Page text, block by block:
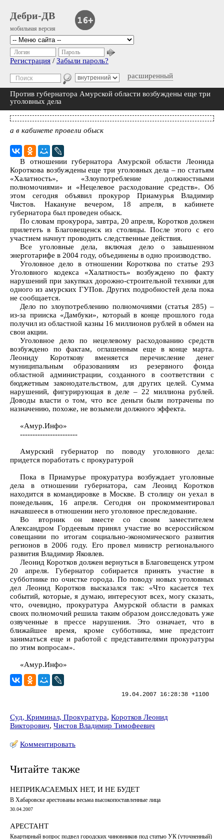
Дебри-ДВ
мобильная версия
расширенный
Логин Пароль
Регистрация / Забыли пароль?
Против губернатора Амурской области возбуждены еще три
уголовных дела
а в кабинете провели обыск
В отношении губернатора Амурской области Леонида
Короткова возбуждены еще три уголовных дела – по статьям
«Халатность», «Злоупотребление должностными
полномочиями» и «Нецелевое расходование средств». Об
этом сегодня объявил прокурор Приамурья Владимир
Чистов. Накануне вечером, 18 апреля, в кабинете
губернатора был проведен обыск.
По словам прокурора, завтра, 20 апреля, Коротков должен
прилететь в Благовещенск из столицы. После этого с его
участием начнут проводить следственные действия.
Все уголовные дела, включая дело о завышенном
энерготарифе в 2004 году, объединены в одно производство.
Уголовное дело в отношении Короткова по статье 293
Уголовного кодекса «Халатность» возбуждено по факту
нарушений при закупках дорожно-строительной техники для
одного из амурских ГУПов. Других подробностей дела пока
не сообщается.
Дело по злоупотреблению полномочиями (статья 285) –
из-за прииска «Дамбуки», который в конце прошлого года
получил из областной казны 16 миллионов рублей в обмен на
свои акции.
Уголовное дело по нецелевому расходованию средств
возбуждено по фактам, оглашенным еще в конце марта.
Леониду Короткову вменяется перечисление денег
муниципальным образованиям из резервного фонда
областной администрации, созданного в соответствии с
бюджетным законодательством, для других целей. Сумма
нарушений, фигурирующая в деле – 22 миллиона рублей.
Доводы власти о том, что все деньги были потрачены по
назначению, похоже, не возымели должного эффекта.
«Амур.Инфо»
-----------------------
Амурский губернатор по поводу уголовного дела:
придется поработать с прокуратурой
Пока в Приамурье прокуратура возбуждает уголовные
дела в отношении губернатора, сам Леонид Коротков
находится в командировке в Москве. В столицу он уехал в
понедельник, 16 апреля. Сегодня он прокомментировал
начавшееся в отношении него уголовное преследование.
Во вторник он вместе со своим заместителем
Александром Гордеевым принял участие во всероссийском
совещании по итогам социально-экономического развития
регионов в 2006 году. Его провел министр регионального
развития Владимир Яковлев.
Леонид Коротков должен вернуться в Благовещенск утром
20 апреля. Губернатор собирается принять участие в
субботнике по очистке города. По поводу новых уголовных
дел Леонид Коротков высказался так: «Что касается тех
событий, которые, я думаю, интересуют всех, могу сказать,
что, очевидно, прокуратура Амурской области в рамках
своих полномочий решила таким образом доисследовать уже
озвученные в прессе нарушения. Это означает, что в
ближайшее время, кроме субботника, мне предстоит
заниматься еще и работой с представителями прокуратуры
по этим вопросам».
«Амур.Инфо»
19.04.2007 16:28:38 +1100
Суд, Криминал, Прокуратура, Коротков Леонид
Викторович, Чистов Владимир Тимофеевич
Комментировать
Читайте также
НЕПРИКАСАЕМЫХ НЕТ, И НЕ БУДЕТ
В Хабаровске арестованы весьма высокопоставленные лица
30.04.2007
АРЕСТАНТ
Квартирный вопрос подвел городских чиновников под статью УК (уточненный)